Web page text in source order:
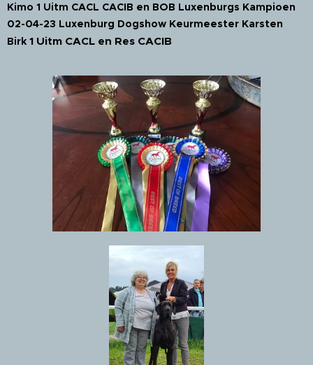
Kimo 1 Uitm CACL CACIB en BOB Luxenburgs Kampioen
02-04-23 Luxenburg Dogshow Keurmeester Karsten
Birk 1 Uitm CACL en Res CACIB